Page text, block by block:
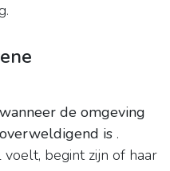
de omgeving
is .
begint zijn of haar